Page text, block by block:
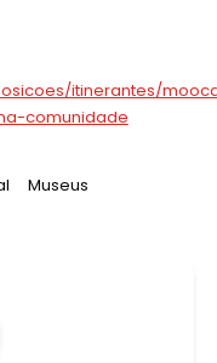
itinerantes/
comunidade
Tag:
Museus